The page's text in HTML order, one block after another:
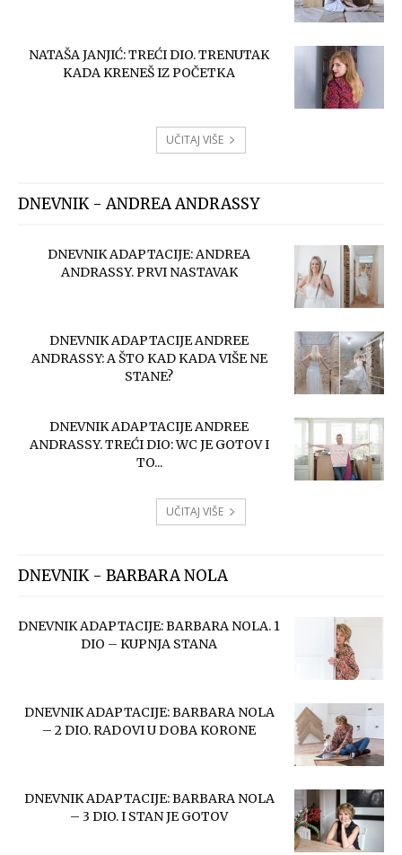
NATAŠA JANJIĆ: TREĆI DIO. TRENUTAK
KADA KRENEŠ IZ POČETKA
UČITAJ VIŠE
DNEVNIK - ANDREA ANDRASSY
DNEVNIK ADAPTACIJE: ANDREA
ANDRASSY. PRVI NASTAVAK
DNEVNIK ADAPTACIJE ANDREE
ANDRASSY: A ŠTO KAD KADA VIŠE NE
STANE?
DNEVNIK ADAPTACIJE ANDREE
ANDRASSY. TREĆI DIO: WC JE GOTOV I
TO...
UČITAJ VIŠE
DNEVNIK - BARBARA NOLA
DNEVNIK ADAPTACIJE: BARBARA NOLA. 1
DIO – KUPNJA STANA
DNEVNIK ADAPTACIJE: BARBARA NOLA
– 2 DIO. RADOVI U DOBA KORONE
DNEVNIK ADAPTACIJE: BARBARA NOLA
– 3 DIO. I STAN JE GOTOV